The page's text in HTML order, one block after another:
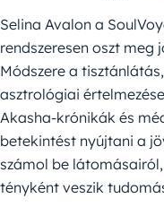
Selina Avalon a
rendszeresen oszt meg
Módszere a
asztrológiai
Akasha-krónikák és
betekintést nyújtani a
számol be
tényként veszik